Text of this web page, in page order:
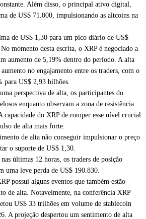
Além disso, o principal ativo digital,
de US$ 71.000, impulsionando as altcoins na
de US$ 1,30 para um pico diário de US$
momento desta escrita, o XRP é negociado a
aumento de 5,19% dentro do período. A alta
aumento no engajamento entre os traders, com o
para US$ 2,93 bilhões.
perspectiva de alta, os participantes do
enquanto observam a zona de resistência
capacidade do XRP de romper esse nível crucial
de alta mais forte.
de alta não conseguir impulsionar o preço
o suporte de US$ 1,30.
últimas 12 horas, os traders de posição
uma leve perda de US$ 190.830.
possui alguns eventos que também estão
de alta. Notavelmente, na conferência XRP
US$ 33 trilhões em volume de stablecoin
A projeção despertou um sentimento de alta